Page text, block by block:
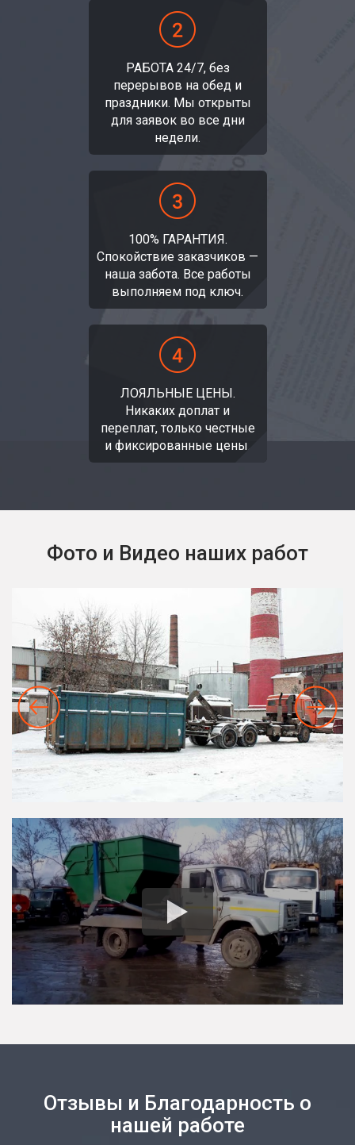
РАБОТА 24/7, без
перерывов на обед и
праздники. Мы открыты
для заявок во все дни
недели.
100% ГАРАНТИЯ.
Спокойствие заказчиков —
наша забота. Все работы
выполняем под ключ.
ЛОЯЛЬНЫЕ ЦЕНЫ.
Никаких доплат и
переплат, только честные
и фиксированные цены.
Фото и Видео наших работ
Отзывы и Благодарность о
нашей работе